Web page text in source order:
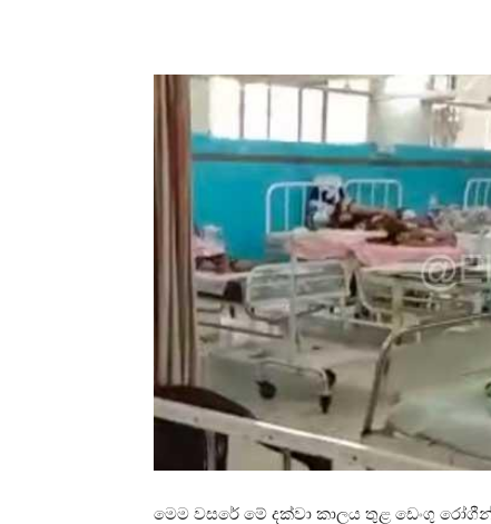
මෙම වසරේ මේ දක්වා කාලය තුළ ඩෙංගු